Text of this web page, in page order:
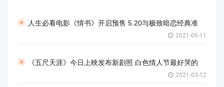
人生必看电影《情书》开启预售 5.20与极致暗恋经典准
2021-05-11
《五尺天涯》今日上映发布新剧照 白色情人节最好哭的
2021-03-12